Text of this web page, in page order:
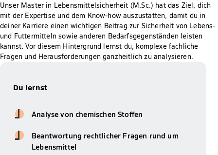
Unser Master in Lebensmittelsicherheit (M.Sc.) hat das Ziel, dich
mit der Expertise und dem Know-how auszustatten, damit du in
deiner Karriere einen wichtigen Beitrag zur Sicherheit von Lebens-
und Futtermitteln sowie anderen Bedarfsgegenständen leisten
kannst. Vor diesem Hintergrund lernst du, komplexe fachliche
Fragen und Herausforderungen ganzheitlich zu analysieren.
Du lernst
Analyse von chemischen Stoffen
Beantwortung rechtlicher Fragen rund um
Lebensmittel